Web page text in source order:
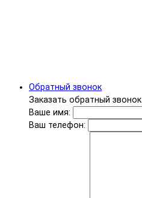
Обратный звонок
Заказать обратный звонок
Ваше имя:
Ваш телефон: